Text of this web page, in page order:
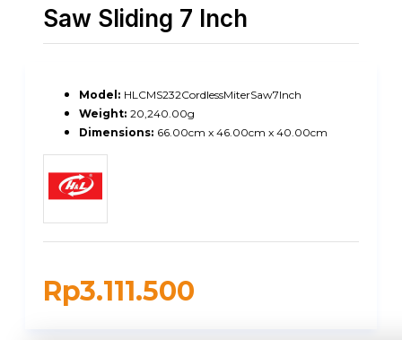
Saw Sliding 7 Inch
Rp3.111.500
Model: HLCMS232CordlessMiterSaw7Inch
Weight: 20,240.00g
Dimensions: 66.00cm x 46.00cm x 40.00cm